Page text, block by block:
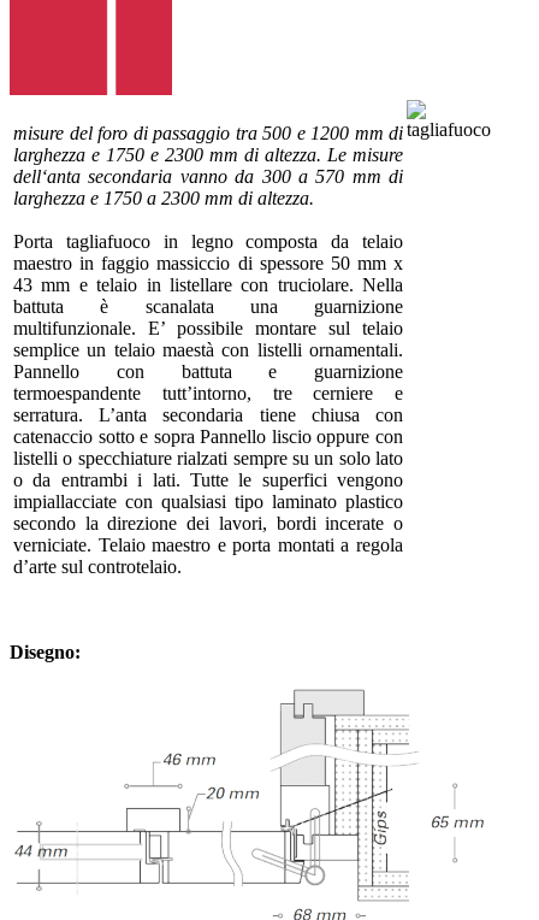
misure del foro di passaggio tra 500 e 1200 mm di
larghezza e 1750 e 2300 mm di altezza. Le misure
dell‘anta secondaria vanno da 300 a 570 mm di
larghezza e 1750 a 2300 mm di altezza.
Porta tagliafuoco in legno composta da telaio
maestro in faggio massiccio di spessore 50 mm x
43 mm e telaio in listellare con truciolare. Nella
battuta è scanalata una guarnizione
multifunzionale. E’ possibile montare sul telaio
semplice un telaio maestà con listelli ornamentali.
Pannello con battuta e guarnizione
termoespandente tutt’intorno, tre cerniere e
serratura. L’anta secondaria tiene chiusa con
catenaccio sotto e sopra Pannello liscio oppure con
listelli o specchiature rialzati sempre su un solo lato
o da entrambi i lati. Tutte le superfici vengono
impiallacciate con qualsiasi tipo laminato plastico
secondo la direzione dei lavori, bordi incerate o
verniciate. Telaio maestro e porta montati a regola
d’arte sul controtelaio.
Disegno: